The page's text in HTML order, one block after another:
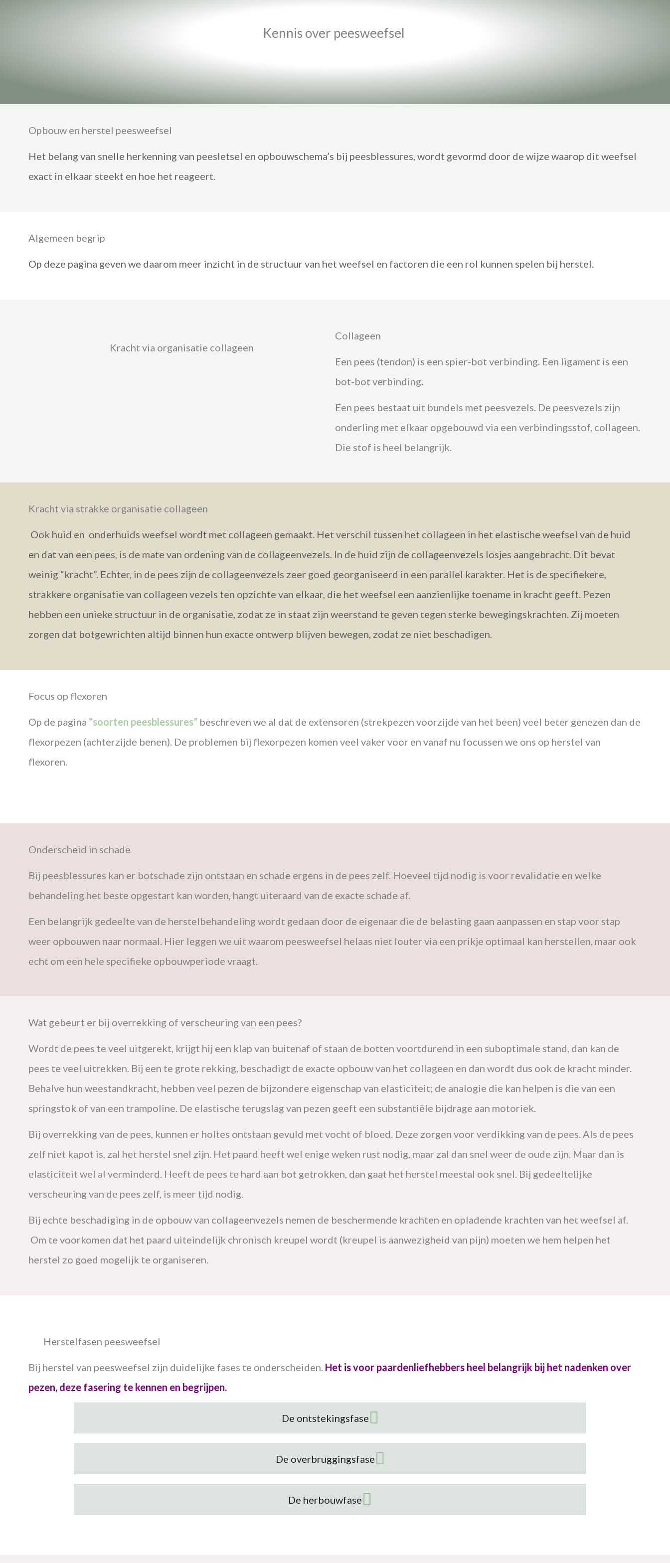
Kennis over peesweefsel
Opbouw en herstel peesweefsel
Het belang van snelle herkenning van peesletsel en opbouwschema’s bij peesblessures, wordt gevormd door de wijze waarop dit weefsel
exact in elkaar steekt en hoe het reageert.
Algemeen begrip
Op deze pagina geven we daarom meer inzicht in de structuur van het weefsel en factoren die een rol kunnen spelen bij herstel.
Kracht via organisatie collageen
Collageen
Een pees (tendon) is een spier-bot verbinding. Een ligament is een
bot-bot verbinding.
Een pees bestaat uit bundels met peesvezels. De peesvezels zijn
onderling met elkaar opgebouwd via een verbindingsstof, collageen.
Die stof is heel belangrijk.
Kracht via strakke organisatie collageen
Ook huid en onderhuids weefsel wordt met collageen gemaakt. Het verschil tussen het collageen in het elastische weefsel van de huid
en dat van een pees, is de mate van ordening van de collageenvezels. In de huid zijn de collageenvezels losjes aangebracht. Dit bevat
weinig “kracht”. Echter, in de pees zijn de collageenvezels zeer goed georganiseerd in een parallel karakter. Het is de specifiekere,
strakkere organisatie van collageen vezels ten opzichte van elkaar, die het weefsel een aanzienlijke toename in kracht geeft. Pezen
hebben een unieke structuur in de organisatie, zodat ze in staat zijn weerstand te geven tegen sterke bewegingskrachten. Zij moeten
zorgen dat botgewrichten altijd binnen hun exacte ontwerp blijven bewegen, zodat ze niet beschadigen.
Focus op flexoren
Op de pagina “soorten peesblessures” beschreven we al dat de extensoren (strekpezen voorzijde van het been) veel beter genezen dan de
flexorpezen (achterzijde benen). De problemen bij flexorpezen komen veel vaker voor en vanaf nu focussen we ons op herstel van
flexoren.
Onderscheid in schade
Bij peesblessures kan er botschade zijn ontstaan en schade ergens in de pees zelf. Hoeveel tijd nodig is voor revalidatie en welke
behandeling het beste opgestart kan worden, hangt uiteraard van de exacte schade af.
Een belangrijk gedeelte van de herstelbehandeling wordt gedaan door de eigenaar die de belasting gaan aanpassen en stap voor stap
weer opbouwen naar normaal. Hier leggen we uit waarom peesweefsel helaas niet louter via een prikje optimaal kan herstellen, maar ook
echt om een hele specifieke opbouwperiode vraagt.
Wat gebeurt er bij overrekking of verscheuring van een pees?
Wordt de pees te veel uitgerekt, krijgt hij een klap van buitenaf of staan de botten voortdurend in een suboptimale stand, dan kan de
pees te veel uitrekken. Bij een te grote rekking, beschadigt de exacte opbouw van het collageen en dan wordt dus ook de kracht minder.
Behalve hun weestandkracht, hebben veel pezen de bijzondere eigenschap van elasticiteit; de analogie die kan helpen is die van een
springstok of van een trampoline. De elastische terugslag van pezen geeft een substantiële bijdrage aan motoriek.
Bij overrekking van de pees, kunnen er holtes ontstaan gevuld met vocht of bloed. Deze zorgen voor verdikking van de pees. Als de pees
zelf niet kapot is, zal het herstel snel zijn. Het paard heeft wel enige weken rust nodig, maar zal dan snel weer de oude zijn. Maar dan is
elasticiteit wel al verminderd. Heeft de pees te hard aan bot getrokken, dan gaat het herstel meestal ook snel. Bij gedeeltelijke
verscheuring van de pees zelf, is meer tijd nodig.
Bij echte beschadiging in de opbouw van collageenvezels nemen de beschermende krachten en opladende krachten van het weefsel af.
Om te voorkomen dat het paard uiteindelijk chronisch kreupel wordt (kreupel is aanwezigheid van pijn) moeten we hem helpen het
herstel zo goed mogelijk te organiseren.
Herstelfasen peesweefsel
Bij herstel van peesweefsel zijn duidelijke fases te onderscheiden. Het is voor paardenliefhebbers heel belangrijk bij het nadenken over
pezen, deze fasering te kennen en begrijpen.
De ontstekingsfase
De overbruggingsfase
De herbouwfase